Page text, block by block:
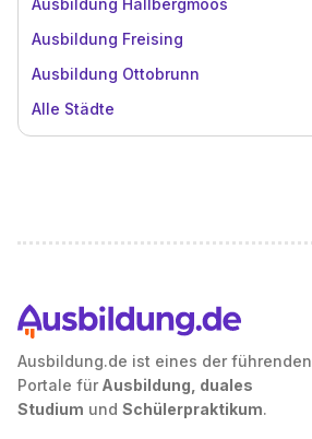
Ausbildung Hallbergmoos
Ausbildung Freising
Ausbildung Ottobrunn
Alle Städte
Ausbildung.de ist eines der führenden
Portale für Ausbildung, duales
Studium und Schülerpraktikum.